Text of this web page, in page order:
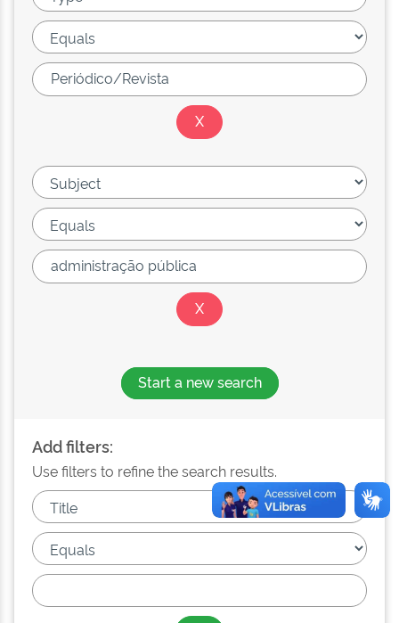
Start a new search
Add filters:
Use filters to refine the search results.